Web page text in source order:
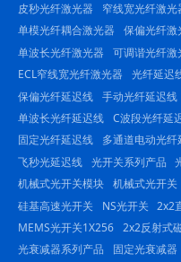
皮秒光纤激光器
窄线宽光纤激光
单模光纤耦合激光器
保偏光纤激
单波长光纤激光器
可调谐光纤激
ECL窄线宽光纤激光器
光纤延迟
保偏光纤延迟线 手动光纤延迟线
单波长光纤延迟线 C波段光纤延
固定光纤延迟线
多通道电动光纤
飞秒光延迟线 光开关系列产品
机械式光开关模块 机械式光开关
硅基高速光开关
NS光开关 2x2
MEMS光开关1X256 2x2反射式
光衰减器系列产品
固定光衰减器